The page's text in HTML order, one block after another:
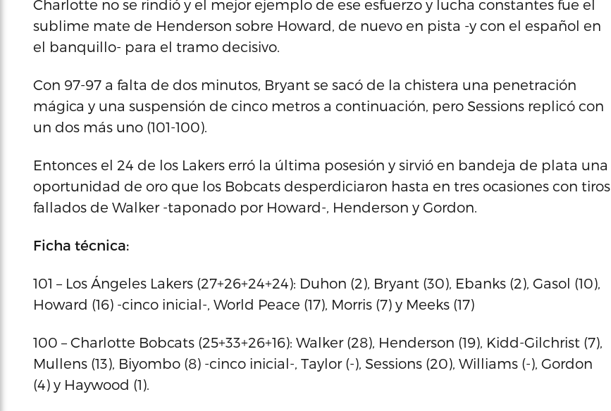
Charlotte no se rindió y el mejor ejemplo de ese esfuerzo y lucha constantes fue el
sublime mate de Henderson sobre Howard, de nuevo en pista -y con el español en
el banquillo- para el tramo decisivo.
Con 97-97 a falta de dos minutos, Bryant se sacó de la chistera una penetración
mágica y una suspensión de cinco metros a continuación, pero Sessions replicó con
un dos más uno (101-100).
Entonces el 24 de los Lakers erró la última posesión y sirvió en bandeja de plata una
oportunidad de oro que los Bobcats desperdiciaron hasta en tres ocasiones con tiros
fallados de Walker -taponado por Howard-, Henderson y Gordon.
Ficha técnica:
101 – Los Ángeles Lakers (27+26+24+24): Duhon (2), Bryant (30), Ebanks (2), Gasol (10),
Howard (16) -cinco inicial-, World Peace (17), Morris (7) y Meeks (17)
100 – Charlotte Bobcats (25+33+26+16): Walker (28), Henderson (19), Kidd-Gilchrist (7),
Mullens (13), Biyombo (8) -cinco inicial-, Taylor (-), Sessions (20), Williams (-), Gordon
(4) y Haywood (1).